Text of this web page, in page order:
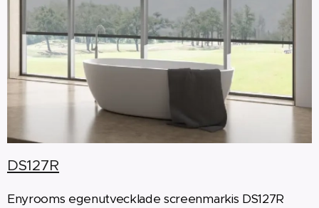
DS127R
Enyrooms egenutvecklade screenmarkis DS127R